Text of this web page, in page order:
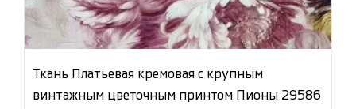
Ткань Платьевая кремовая с крупным
винтажным цветочным принтом Пионы 29586